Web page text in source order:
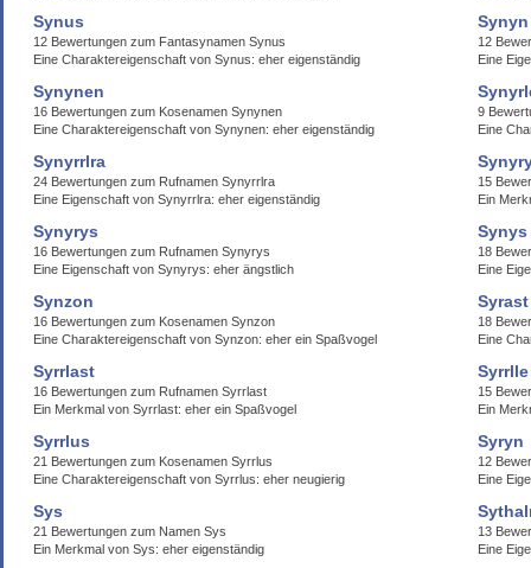
Synus
12 Bewertungen zum Fantasynamen Synus
Eine Charaktereigenschaft von Synus: eher eigenständig
Synyn
12
Eine
Synynen
16 Bewertungen zum Kosenamen Synynen
Eine Charaktereigenschaft von Synynen: eher eigenständig
9
Eine
Synyrrlra
24 Bewertungen zum Rufnamen Synyrrlra
Eine Eigenschaft von Synyrrlra: eher eigenständig
15
Ein
Synyrys
16 Bewertungen zum Rufnamen Synyrys
Eine Eigenschaft von Synyrys: eher ängstlich
Synys
18
Eine
Synzon
16 Bewertungen zum Kosenamen Synzon
Eine Charaktereigenschaft von Synzon: eher ein Spaßvogel
Syrast
18
Eine
Syrrlast
16 Bewertungen zum Rufnamen Syrrlast
Ein Merkmal von Syrrlast: eher ein Spaßvogel
Syrrlle
15
Ein
Syrrlus
21 Bewertungen zum Kosenamen Syrrlus
Eine Charaktereigenschaft von Syrrlus: eher neugierig
Syryn
12
Eine
Sys
21 Bewertungen zum Namen Sys
Ein Merkmal von Sys: eher eigenständig
13
Eine